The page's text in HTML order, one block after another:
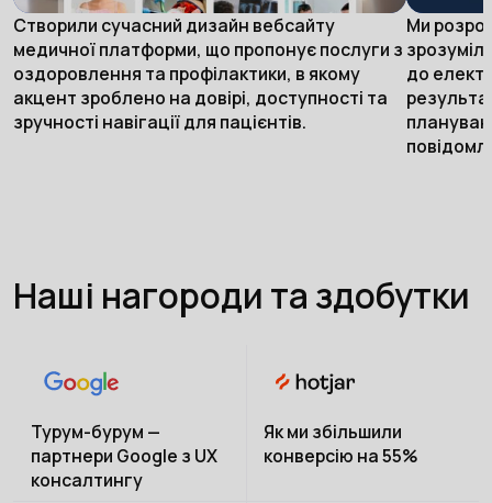
Створили сучасний дизайн вебсайту
медичної платформи, що пропонує послуги з
оздоровлення та профілактики, в якому
акцент зроблено на довірі, доступності та
зручності навігації для пацієнтів.
Ми
до
Наші нагороди та здобутки
Турум-бурум —
партнери Google з UX
консалтингу
Як ми збільшили
конверсію на 55%